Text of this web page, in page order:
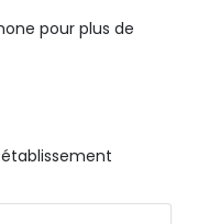
pour plus de